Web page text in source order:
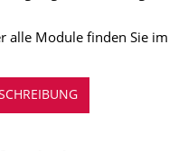
alle Module finden Sie im